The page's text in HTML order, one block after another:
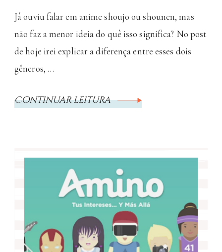
Já ouviu falar em anime shoujo ou shounen, mas
não faz a menor ideia do quê isso significa? No post
de hoje irei explicar a diferença entre esses dois
gêneros, …
Continuar leitura